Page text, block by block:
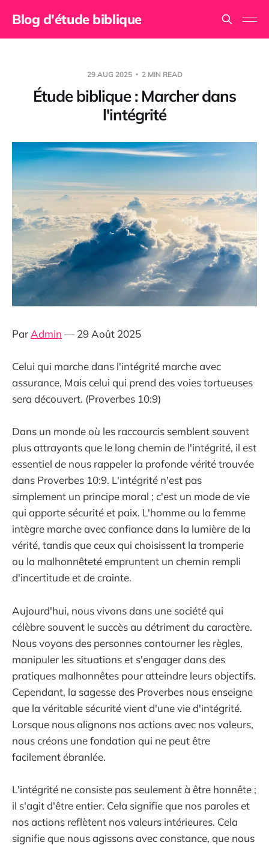
Blog d'étude biblique
29 AUG 2025 2 MIN READ
Étude biblique : Marcher dans
l'intégrité
Par Admin — 29 Août 2025
Celui qui marche dans l'intégrité marche avec
assurance, Mais celui qui prend des voies tortueuses
sera découvert. (Proverbes 10:9)
Dans un monde où les raccourcis semblent souvent
plus attrayants que le long chemin de l'intégrité, il est
essentiel de nous rappeler la profonde vérité trouvée
dans Proverbes 10:9. L'intégrité n'est pas
simplement un principe moral ; c'est un mode de vie
qui apporte sécurité et paix. L'homme ou la femme
intègre marche avec confiance dans la lumière de la
vérité, tandis que ceux qui choisissent la tromperie
ou la malhonnêteté empruntent un chemin rempli
d'incertitude et de crainte.
Aujourd'hui, nous vivons dans une société qui
célèbre souvent le succès au détriment du caractère.
Nous voyons des personnes contourner les règles,
manipuler les situations et s'engager dans des
pratiques malhonnêtes pour atteindre leurs objectifs.
Cependant, la sagesse des Proverbes nous enseigne
que la véritable sécurité vient d'une vie d'intégrité.
Lorsque nous alignons nos actions avec nos valeurs,
nous créons une fondation qui ne peut être
facilement ébranlée.
L'intégrité ne consiste pas seulement à être honnête ;
il s'agit d'être entier. Cela signifie que nos paroles et
nos actions reflètent nos valeurs intérieures. Cela
signifie que nous agissons avec constance, que nous